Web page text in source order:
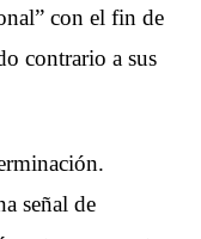
con el fin de
contrario a sus
señal de